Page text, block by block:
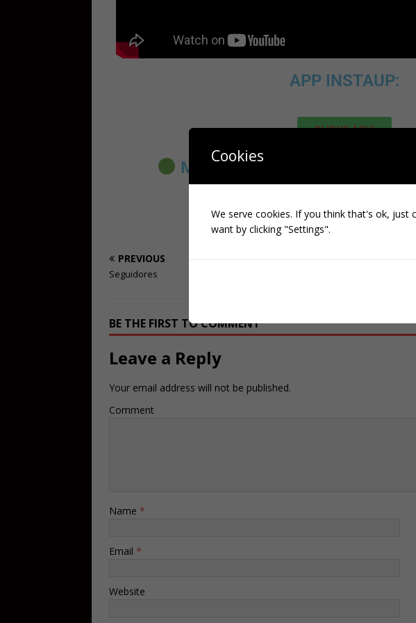
APP INSTAUP:
CLIQUE AQUI
MELHOR SITE PARA ADQUIRIR
CURTIDAS:
CLIQUE AQUI
PREVIOUS
Seguidores
BE THE FIRST TO COMMENT
Leave a Reply
Your email address will not be published.
Comment
Name *
Email *
Website
Cookies
We serve cookies. If you think that's ok, just
want by clicking "Settings".